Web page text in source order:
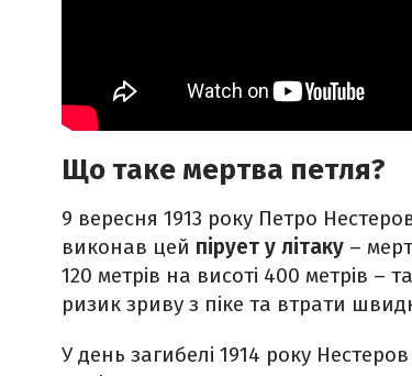
Що таке мертва петля?
9 вересня 1913 року Петро
виконав цей пірует у літаку –
120 метрів на висоті 400 метрів
ризик зриву з піке та втрати
У день загибелі 1914 року